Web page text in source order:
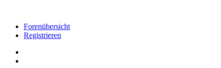
Forenübersicht
Registrieren